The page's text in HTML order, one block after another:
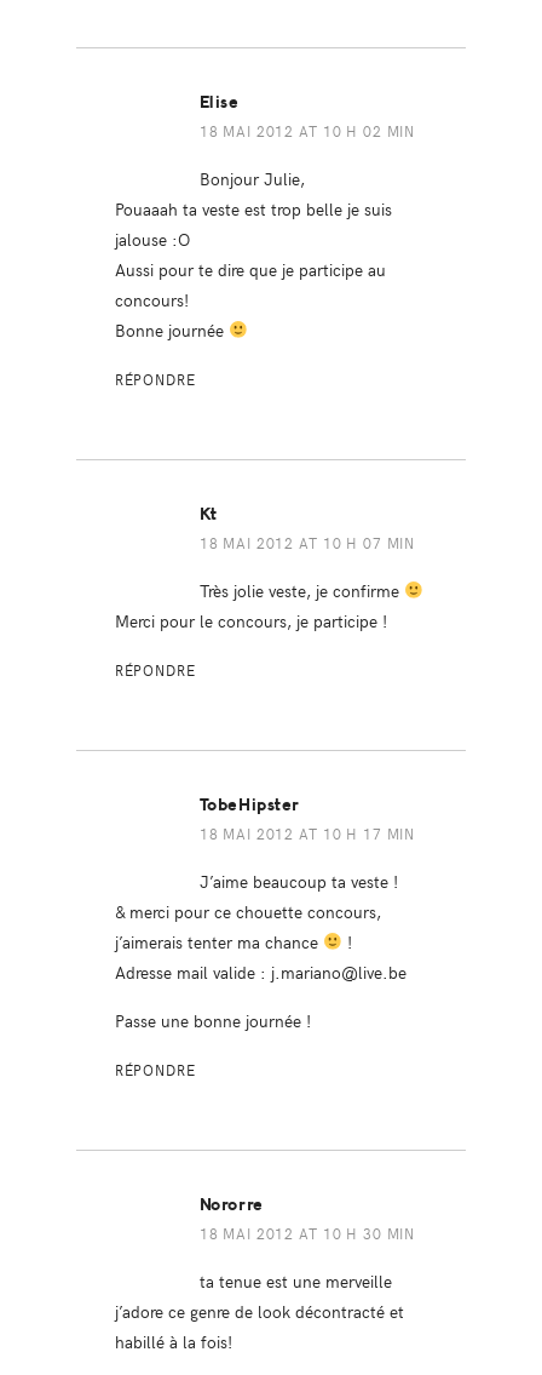
Elise
18 MAI 2012 AT 10 H 02 MIN
Bonjour Julie,
Pouaaah ta veste est trop belle je suis
jalouse :O
Aussi pour te dire que je participe au
concours!
Bonne journée
RÉPONDRE
Kt
18 MAI 2012 AT 10 H 07 MIN
Très jolie veste, je confirme
Merci pour le concours, je participe !
RÉPONDRE
TobeHipster
18 MAI 2012 AT 10 H 17 MIN
J’aime beaucoup ta veste !
& merci pour ce chouette concours,
j’aimerais tenter ma chance
!
Adresse mail valide : j.mariano@live.be
Passe une bonne journée !
RÉPONDRE
Nororre
18 MAI 2012 AT 10 H 30 MIN
ta tenue est une merveille
j’adore ce genre de look décontracté et
habillé à la fois!